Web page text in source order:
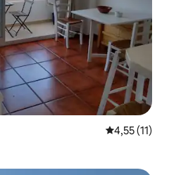
საშუალო
4,55 (11)